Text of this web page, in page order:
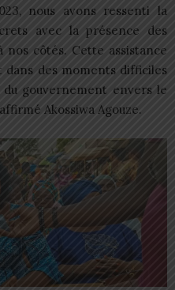
nous avons ressenti la
avec la présence des
côtés. Cette assistance
des moments difficiles
gouvernement envers le
Akossiwa Agouze.